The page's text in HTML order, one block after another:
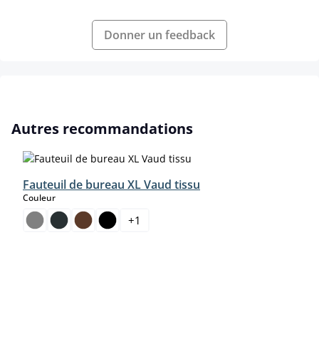
Donner un feedback
Ignorer la galerie de produits
Autres recommandations
Fauteuil de bureau XL Vaud tissu
Couleurselect
+1